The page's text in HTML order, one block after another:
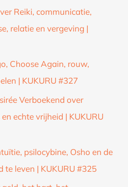
Reiki, communicatie,
relatie en vergeving |
Choose Again, rouw,
| KUKURU #327
Verboekend over
echte vrijheid | KUKURU
psilocybine, Osho en de
te leven | KUKURU #325